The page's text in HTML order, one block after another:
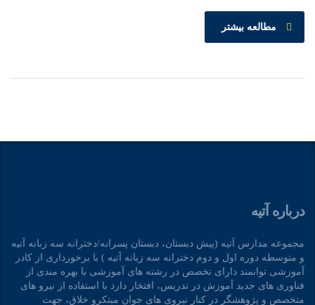
مطالعه بیشتر
درباره آتیه
مجموعه مدارس آتیه (پیش دبستان، دبستان پسرانه/دخترانه سه زبانه آتیه
و متوسطه دوره اول و دوم دخترانه سه زبانه آتیه ) با برخورداری از کادر
آموزشی توانمند دارای تخصص در رشته های آموزشی با بهره مندی از
فناوری های جدید آموزش در تدریس، افتخار دارد با استفاده از نیرو های
متخصص و پژوهشگر در کنار نیروی های جوان مبتکرو خلاق، جهت